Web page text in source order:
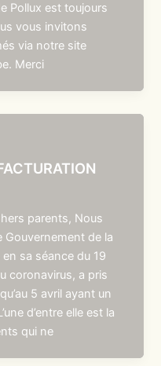
Pollux est toujours
vous invitons
via notre site
Merci
parents, Nous
de la
sa séance du 19
coronavirus, a pris
5 avril ayant un
d’entre elle est la
qui ne